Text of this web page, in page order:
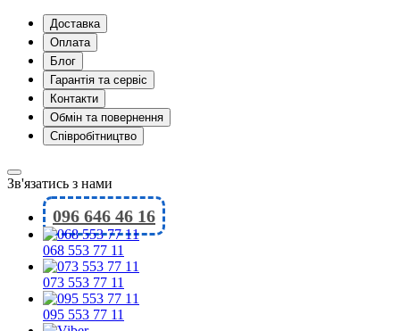
Доставка
Оплата
Блог
Гарантія та сервіс
Контакти
Обмін та повернення
Співробітництво
Зв'язатись з нами
096 646 46 16
068 553 77 11
073 553 77 11
095 553 77 11